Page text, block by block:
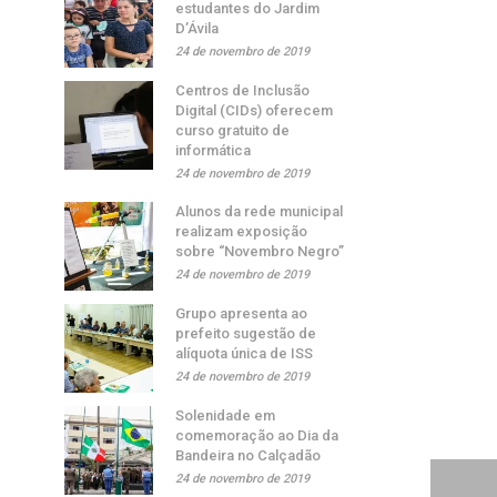
estudantes do Jardim
D’Ávila
24 de novembro de 2019
Centros de Inclusão
Digital (CIDs) oferecem
curso gratuito de
informática
24 de novembro de 2019
Alunos da rede municipal
realizam exposição
sobre “Novembro Negro”
24 de novembro de 2019
Grupo apresenta ao
prefeito sugestão de
alíquota única de ISS
24 de novembro de 2019
Solenidade em
comemoração ao Dia da
Bandeira no Calçadão
24 de novembro de 2019